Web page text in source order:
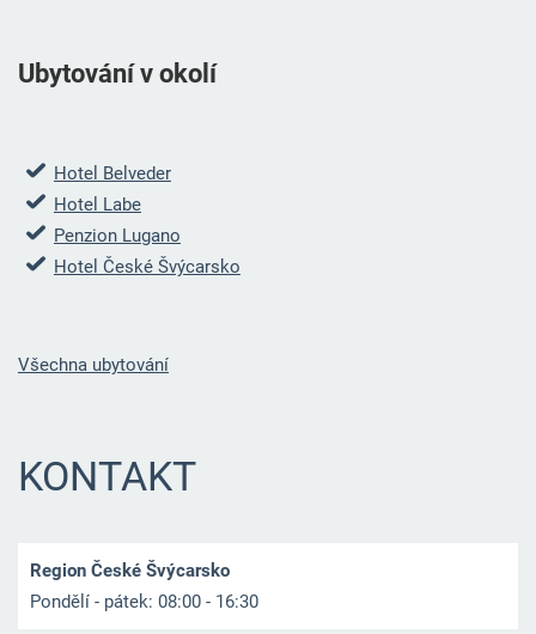
Ubytování v okolí
Hotel Belveder
Hotel Labe
Penzion Lugano
Hotel České Švýcarsko
Všechna ubytování
KONTAKT
Region České Švýcarsko
Pondělí - pátek: 08:00 - 16:30